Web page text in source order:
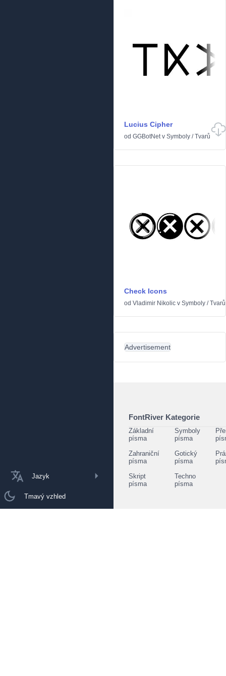
Jazyk
Tmavý vzhled
Lucius Cipher
od GGBotNetv Symboly /Tvarů
Check Icons
od Vladimir Nikolic v Symboly /Tvarů
Advertisement
FontRiver Kategorie
Základní
písma
Symboly
písma
Zahraniční
písma
Gotický
písma
Skript
písma
Techno
písma